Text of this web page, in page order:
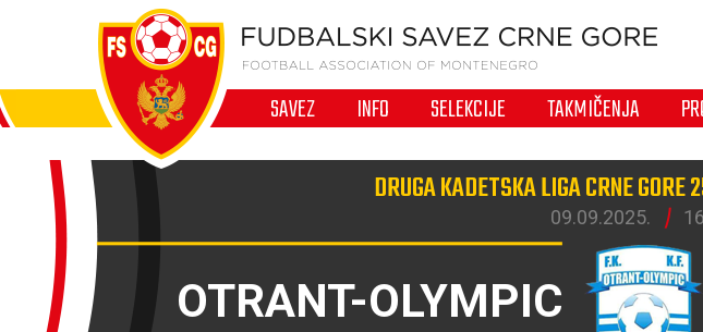
SAVEZ INFO SELEKCIJE TAKMIČENJA
DRUGA KADETSKA LIGA CRNE
09.09.2025.
OTRANT-OLYMPIC